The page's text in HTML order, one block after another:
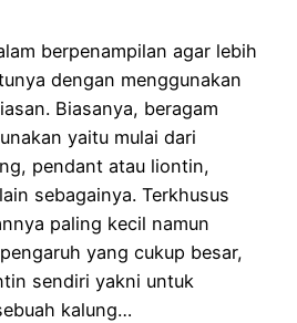
berpenampilan agar lebih
dengan menggunakan
Biasanya, beragam
yaitu mulai dari
pendant atau liontin,
sebagainya. Terkhusus
paling kecil namun
yang cukup besar,
sendiri yakni untuk
kalung…